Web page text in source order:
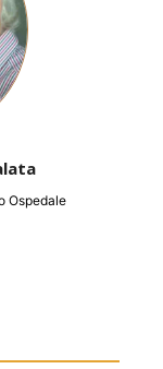
Ospedale